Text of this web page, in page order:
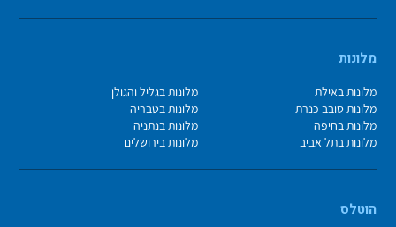
מלונות
מלונות באילת
מלונות בגליל והגולן
מלונות סובב כנרת
מלונות בטבריה
מלונות בחיפה
מלונות בנתניה
מלונות בתל אביב
מלונות בירושלים
הוטלס